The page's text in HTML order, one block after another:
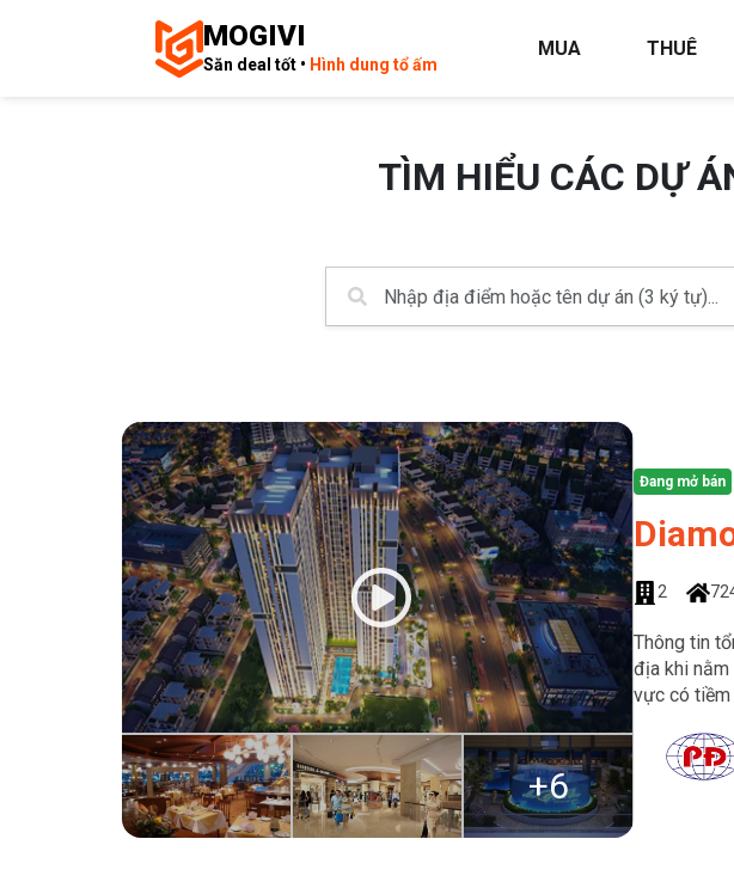
MOGIVI
Săn deal tốt • Hình dung tổ ấm
MUA THUÊ
TÌM HIỂU CÁC DỰ
+6
Đang mở bán
2
Thông tin
địa khi nằm
vực có tiềm